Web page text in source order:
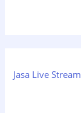
Jasa Live